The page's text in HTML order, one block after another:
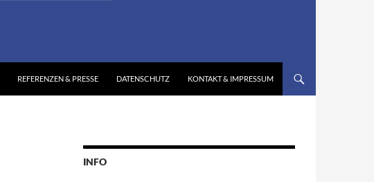
REFERENZEN & PRESSE DATENSCHUTZ KONTAKT & IMPRESSUM
INFO